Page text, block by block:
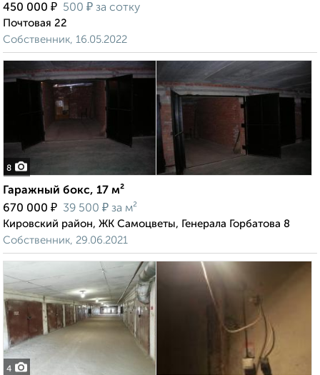
450 000 ₽ 500 ₽ за сотку
Почтовая 22
Собственник, 16.05.2022
8
Гаражный бокс, 17 м²
670 000 ₽ 39 500 ₽ за м²
Кировский район, ЖК Самоцветы, Генерала Горбатова 8
Собственник, 29.06.2021
4